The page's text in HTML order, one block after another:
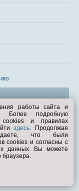
работы сайта и
Более подробную
и правилах
здесь. Продолжая
что были
cookies и согласны с
данных. Вы можете
браузера.